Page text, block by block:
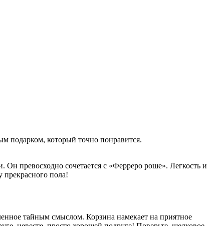
подарком, который точно понравится.
превосходно сочетается с «Ферреро роше». Легкость и
пола!
тайным смыслом. Корзина намекает на приятное